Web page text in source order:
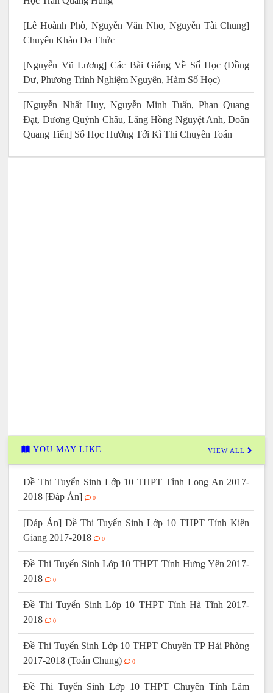
[Lê Hoành Phò, Nguyễn Văn Nho, Nguyễn Tài Chung]
Chuyên Khảo Đa Thức
[Nguyễn Vũ Lương] Các Bài Giảng Về Số Học (Đồng
Dư, Phương Trình Nghiệm Nguyên, Hàm Số Học)
[Nguyễn Nhất Huy, Nguyễn Minh Tuấn, Phan Quang
Đạt, Dương Quỳnh Châu, Lăng Hồng Nguyệt Anh, Doãn
Quang Tiến] Số Học Hướng Tới Kì Thi Chuyên Toán
YOU MAY LIKE VIEW ALL
Đề Thi Tuyển Sinh Lớp 10 THPT Tỉnh Long An 2017-
2018 [Đáp Án]
0
[Đáp Án] Đề Thi Tuyển Sinh Lớp 10 THPT Tỉnh Kiên
Giang 2017-2018
0
Đề Thi Tuyển Sinh Lớp 10 THPT Tỉnh Hưng Yên 2017-
2018
0
Đề Thi Tuyển Sinh Lớp 10 THPT Tỉnh Hà Tĩnh 2017-
2018
0
Đề Thi Tuyển Sinh Lớp 10 THPT Chuyên TP Hải Phòng
2017-2018 (Toán Chung)
0
Đề Thi Tuyển Sinh Lớp 10 THPT Chuyên Tỉnh Lâm